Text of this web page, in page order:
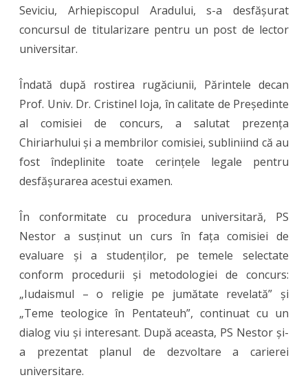
Teologie
Ortodoxă
Arad
–
Nestor
Seviciu, Arhiepiscopul Aradului, s-a desfășurat
concursul de titularizare pentru un post de lector
universitar.
Îndată după rostirea rugăciunii, Părintele decan
Prof. Univ. Dr. Cristinel Ioja, în calitate de Președinte
al comisiei de concurs, a salutat prezența
Chiriarhului și a membrilor comisiei, subliniind că au
fost îndeplinite toate cerințele legale pentru
desfășurarea acestui examen.
În conformitate cu procedura universitară, PS
Nestor a susținut un curs în fața comisiei de
evaluare și a studenților, pe temele selectate
conform procedurii și metodologiei de concurs:
„Iudaismul – o religie pe jumătate revelată” și
„Teme teologice în Pentateuh”, continuat cu un
dialog viu și interesant. După aceasta, PS Nestor și-
a prezentat planul de dezvoltare a carierei
universitare.